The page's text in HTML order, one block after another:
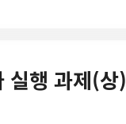
행 과제(상)